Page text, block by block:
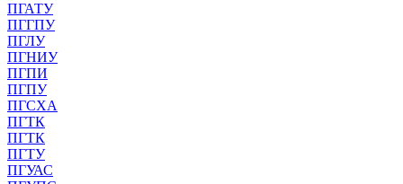
ПГАТУ
ПГГПУ
ПГЛУ
ПГНИУ
ПГПИ
ПГПУ
ПГСХА
ПГТК
ПГТК
ПГТУ
ПГУАС